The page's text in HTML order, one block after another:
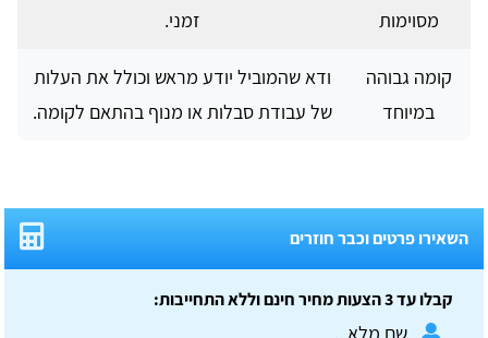
מסוימות
זמני.
קומה גבוהה
במיוחד
ודא שהמוביל יודע מראש וכולל את העלות
של עבודת סבלות או מנוף בהתאם לקומה.
השאירו פרטים וכבר חוזרים
קבלו עד 3 הצעות מחיר חינם וללא התחייבות: